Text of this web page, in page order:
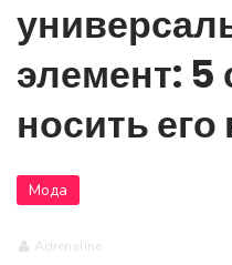
элемент: 5
носить его
Мода
Adrenaline